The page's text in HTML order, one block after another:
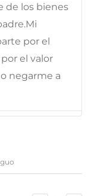
de los bienes
por el
el valor
negarme a